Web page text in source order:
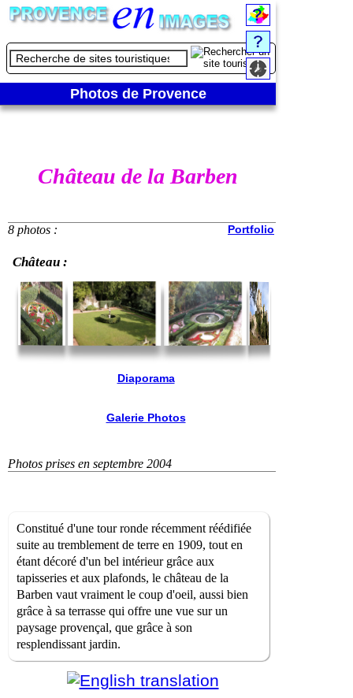
Château de la Barben - Château
Photos de Provence
Château de la Barben
8 photos : Portfolio
Château :
Diaporama
Galerie Photos
Photos prises en septembre 2004
Constitué d'une tour ronde récemment réédifiée
suite au tremblement de terre en 1909, tout en
étant décoré d'un bel intérieur grâce aux
tapisseries et aux plafonds, le château de la
Barben vaut vraiment le coup d'oeil, aussi bien
grâce à sa terrasse qui offre une vue sur un
paysage provençal, que grâce à son
resplendissant jardin.